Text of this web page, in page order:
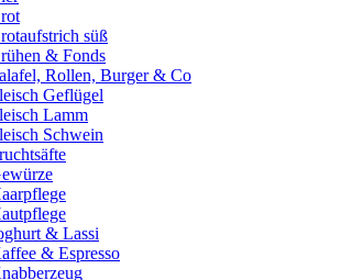
süß
& Fonds
Rollen, Burger & Co
Geflügel
Lamm
Schwein
& Lassi
& Espresso